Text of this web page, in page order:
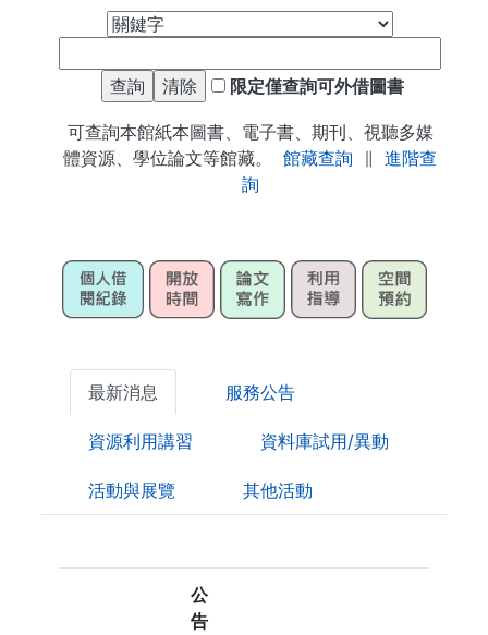
限定僅查詢可外借圖書
可查詢本館紙本圖書、電子書、期刊、視聽多媒
體資源、學位論文等館藏。 館藏查詢 ∥ 進階查
詢
最新消息 服務公告
資源利用講習 資料庫試用/異動
活動與展覽 其他活動
公
告